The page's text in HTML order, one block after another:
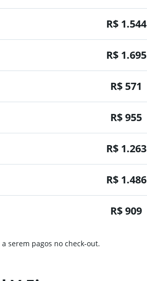
R$ 1.544
R$ 1.695
R$ 571
R$ 955
R$ 1.263
R$ 1.486
R$ 909
serem pagos no check-out.